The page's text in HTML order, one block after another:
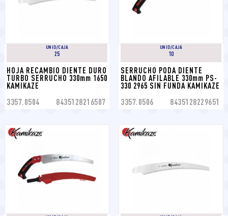
UNID/CAJA
25
HOJA RECAMBIO DIENTE DURO
TURBO SERRUCHO 330mm 1650
KAMIKAZE
3357.0504 8435128216507
UNID/CAJA
10
SERRUCHO PODA DIENTE
BLANDO AFILABLE 330mm PS-
330 2965 SIN FUNDA KAMIKAZE
3357.0506 8435128229651